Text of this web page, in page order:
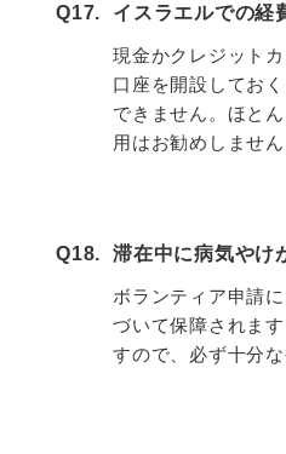
Q17. イスラエルでの経
現金かクレジット
口座を開設してお
できません。ほと
用はお勧めしませ
Q18. 滞在中に病気やけ
ボランティア申請
づいて保障されま
すので、必ず十分